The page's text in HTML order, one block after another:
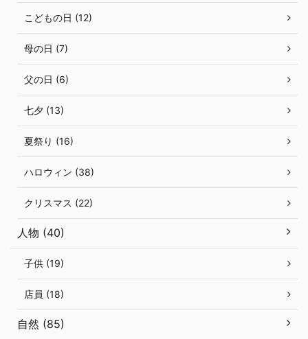
こどもの日 (12)
母の日 (7)
父の日 (6)
七夕 (13)
夏祭り (16)
ハロウィン (38)
クリスマス (22)
人物 (40)
子供 (19)
店員 (18)
自然 (85)